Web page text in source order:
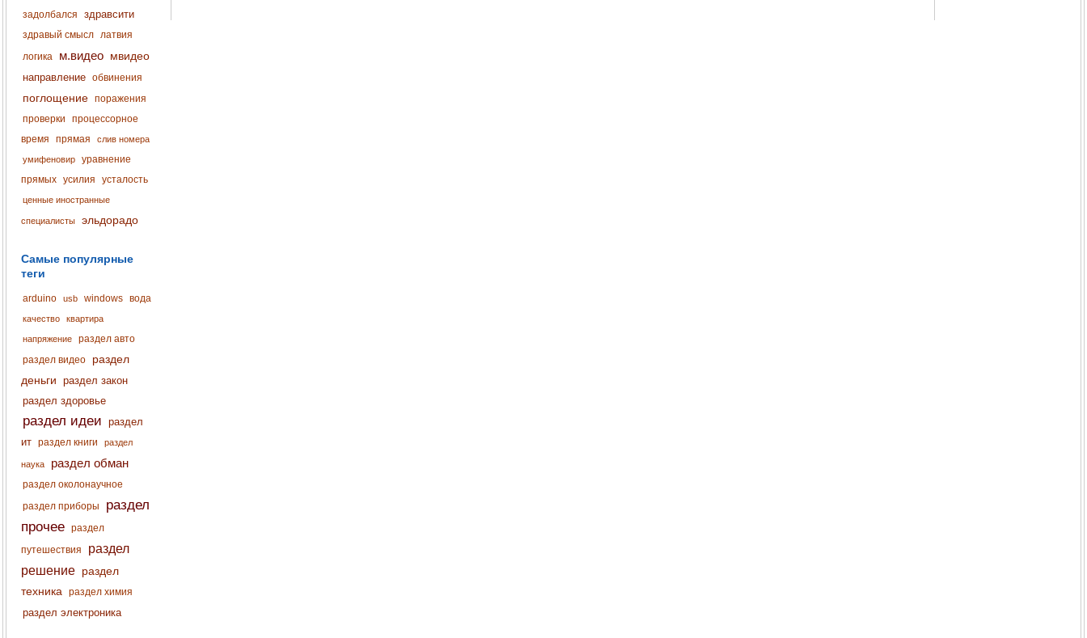
задолбался здравсити
здравый смысл латвия
логика
м.видео мвидео
направление обвинения
поглощение поражения
проверки
процессорное
время
прямая слив номера
умифеновир
уравнение
прямых усилия усталость
ценные иностранные
специалисты эльдорадо
Самые популярные
теги
arduino usb windows вода
качество квартира
напряжение
раздел авто
раздел видео
раздел
деньги раздел закон
раздел здоровье
раздел идеи раздел
ит раздел книги раздел
наука раздел обман
раздел околонаучное
раздел приборы
раздел
прочее раздел
путешествия
раздел
решение раздел
техника
раздел химия
раздел электроника